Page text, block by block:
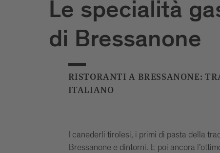
Le specialità
di Bressanone
RISTORANTI A BRESSANONE:
ITALIANO
I canederli tirolesi, i primi di pasta della
Bressanone e dintorni. E poi ancora